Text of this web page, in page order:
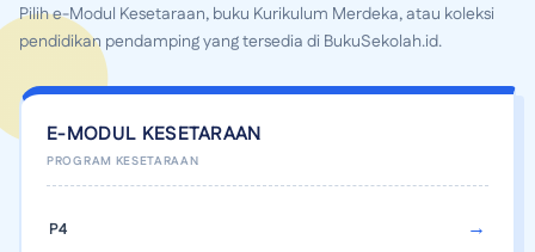
Pilih e-Modul Kesetaraan, buku Kurikulum Merdeka, atau koleksi
pendidikan pendamping yang tersedia di BukuSekolah.id.
E-MODUL KESETARAAN
P4